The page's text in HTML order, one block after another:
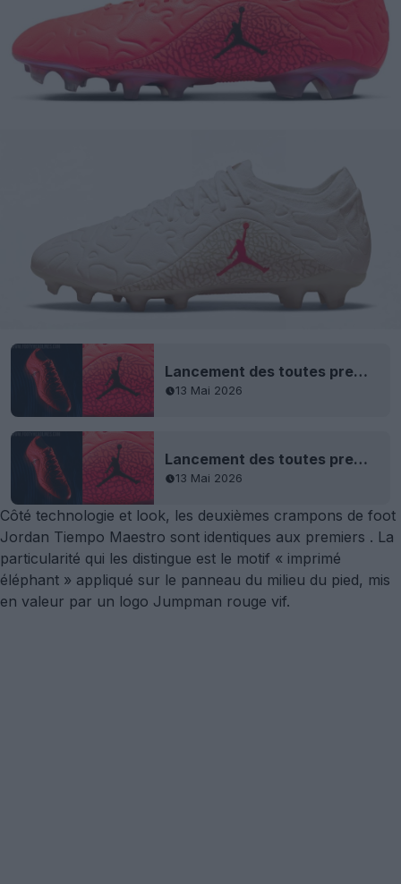
Lancement des toutes premières chaussures Nike Jordan Tiempo
13 Mai 2026
Lancement des toutes premières chaussures Nike Jordan Tiempo
13 Mai 2026
Côté technologie et look, les deuxièmes crampons de foot
Jordan Tiempo Maestro sont identiques aux premiers . La
particularité qui les distingue est le motif « imprimé
éléphant » appliqué sur le panneau du milieu du pied, mis
en valeur par un logo Jumpman rouge vif.